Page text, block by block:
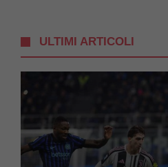
ULTIMI ARTICOLI